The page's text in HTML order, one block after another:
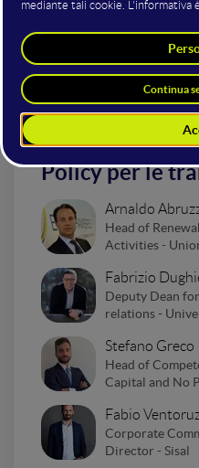
Altri
Policy per le
Arnaldo
Head of
Activities -
Fabrizio
Deputy Dean
relations -
Stefano Greco
Head of
Capital and No
Fabio
Corporate
Director - Sisal